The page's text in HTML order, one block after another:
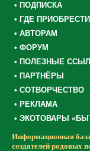
• ПОДПИСКА
• ГДЕ ПРИОБРЕСТИ
• АВТОРАМ
• ФОРУМ
• ПОЛЕЗНЫЕ
• ПАРТНЁРЫ
• СОТВОРЧЕСТВО
• РЕКЛАМА
• ЭКОТОВАРЫ
Информационная
создателей родовых